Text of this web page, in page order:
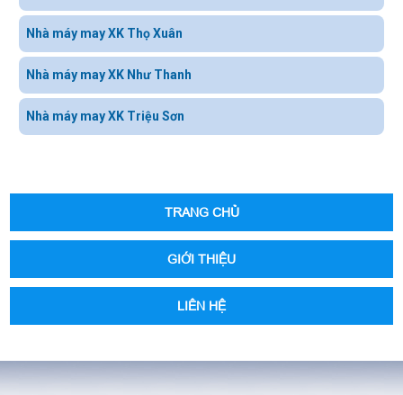
Nhà máy may XK Thọ Xuân
Nhà máy may XK Như Thanh
Nhà máy may XK Triệu Sơn
TRANG CHỦ
GIỚI THIỆU
LIÊN HỆ